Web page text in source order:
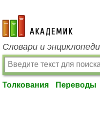
academic.ru
Словари и
Толкования Переводы